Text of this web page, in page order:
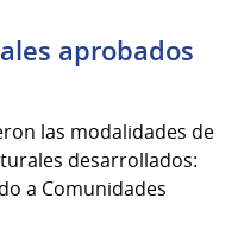
aprobados
las modalidades de
desarrollados:
a Comunidades